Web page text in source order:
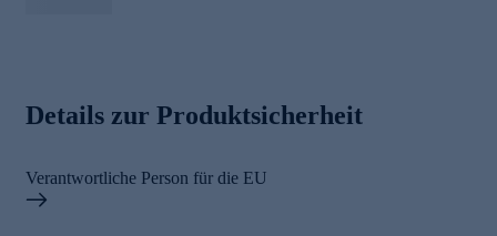
Details zur Produktsicherheit
Verantwortliche Person für die EU